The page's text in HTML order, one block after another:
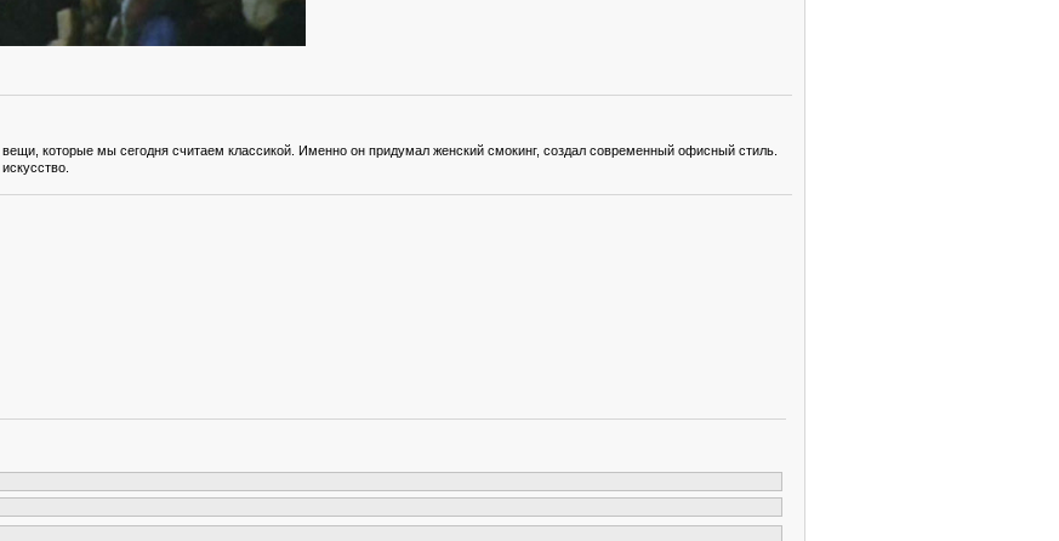
вещи, которые мы сегодня считаем классикой. Именно он придумал женский смокинг, создал современный офисный стиль.